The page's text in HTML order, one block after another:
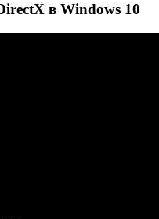
в Windows 10